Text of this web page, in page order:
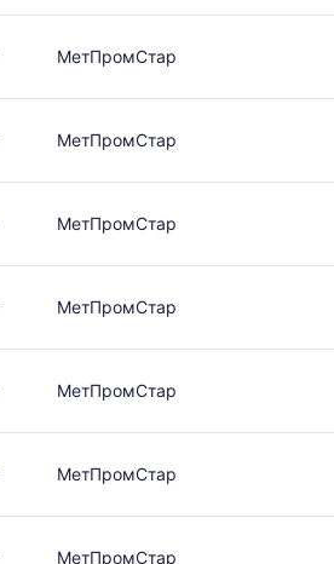
МетПромСтар
МетПромСтар
МетПромСтар
МетПромСтар
МетПромСтар
МетПромСтар
МетПромСтар